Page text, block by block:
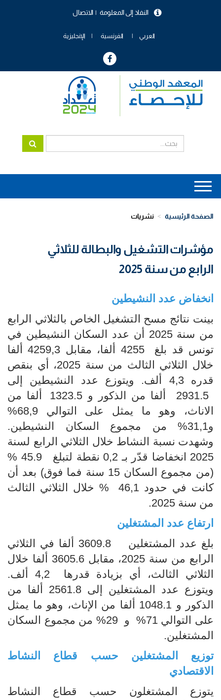
الاتصال النفاذ إلى المعلومة
العربي الفرنسية الإنجليزية
Main
navigation
الصفحة الرئيسية نشريات
مؤشرات التشغيل والبطالة للثلاثي
الرابع من سنة 2025
انخفاض عدد النشيطين
بينت نتائج مسح التشغيل الخاص بالثلاثي الرابع
من سنة 2025 أن عدد السكان النشيطين في
تونس قد بلغ 4255 ألفا، مقابل 4259,3 ألفا
خلال الثلاثي الثالث من سنة 2025، أي بنقص
قدره 4,3 ألف. ويتوزع عدد النشيطين إلى
2931.5 ألفا من الذكور و 1323.5 ألفا من
الاناث، وهو ما يمثل على التوالي 68,9%
و31,1% من مجموع السكان النشيطين.
وشهدت نسبة النشاط خلال الثلاثي الرابع لسنة
2025 انخفاضا قدّر بـ 0,2 نقطة لتبلغ 45.9 %
(من مجموع السكان 15 سنة فما فوق) بعد أن
كانت في حدود 46,1 % خلال الثلاثي الثالث
من سنة 2025.
ارتفاع عدد المشتغلين
بلغ عدد المشتغلين 3609.8 ألفا في الثلاثي
الرابع من سنة 2025، مقابل 3605.6 ألفا خلال
الثلاثي الثالث، أي بزيادة قدرها 4,2 ألف.
ويتوزع عدد المشتغلين إلى 2561.8 ألفا من
الذكور و 1048.1 ألفا من الإناث، وهو ما يمثل
على التوالي 71% و 29% من مجموع السكان
المشتغلين.
توزيع المشتغلين حسب قطاع النشاط
الاقتصادي
يتوزع المشتغلون حسب قطاع النشاط